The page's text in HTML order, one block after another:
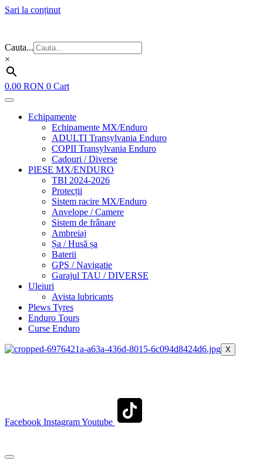
Sari la conținut
Cauta...
×
0.00 RON 0 Cart
Echipamente
Echipamente MX/Enduro
ADULTI Transylvania Enduro
COPII Transylvania Enduro
Cadouri / Diverse
PIESE MX/ENDURO
TBI 2024-2026
Protecții
Sistem racire MX/Enduro
Anvelope / Camere
Sistem de frânare
Ambreiaj
Șa / Husă șa
Baterii
GPS / Navigatie
Garajul TAU / DIVERSE
Uleiuri
Avista lubricants
Plews Tyres
Enduro Tours
Curse Enduro
X
Facebook InstagramYoutube